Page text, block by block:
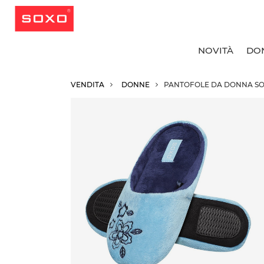
NOVITÀ
VENDITA DONNE PANTOFOLE DA DONNA